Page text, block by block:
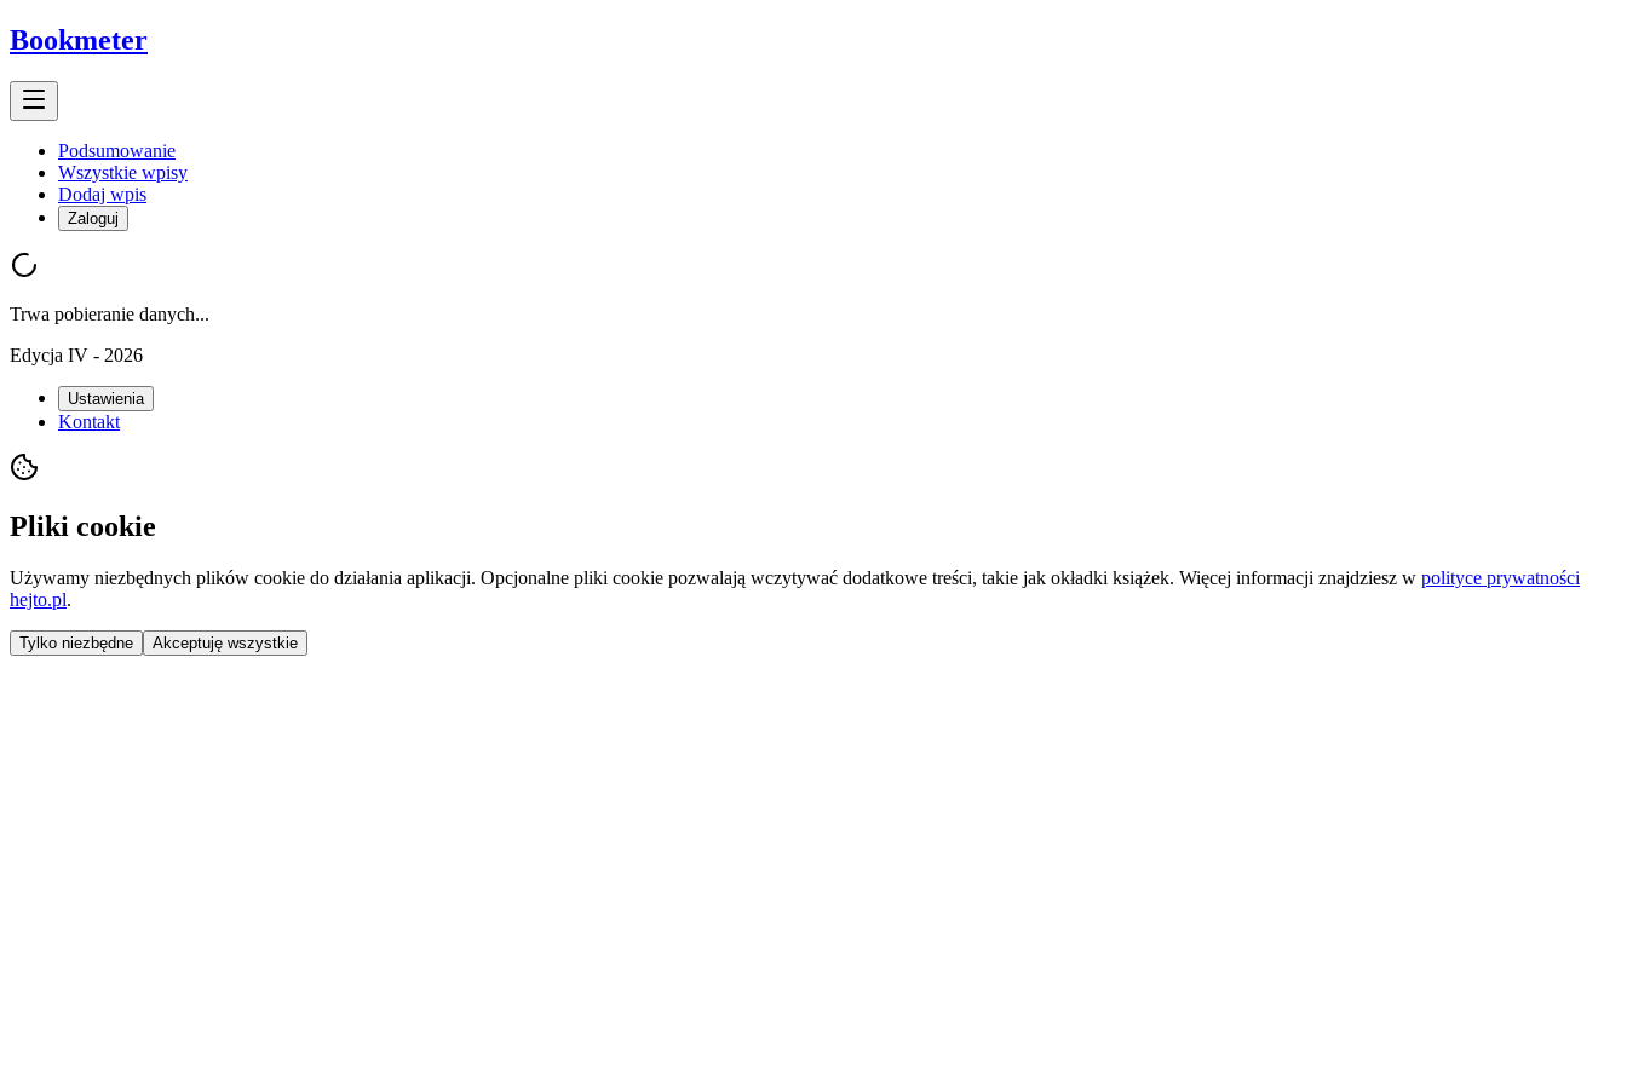
Bookmeter
Podsumowanie
Wszystkie wpisy
Dodaj wpis
Zaloguj
Trwa pobieranie danych...
Edycja IV - 2026
Ustawienia
Kontakt
Pliki cookie
Używamy niezbędnych plików cookie do działania aplikacji. Opcjonalne pliki cookie pozwalają wczytywać dodatkowe treści, takie jak okładki książek. Więcej informacji znajdziesz w polityce prywatności
hejto.pl.
Tylko niezbędne Akceptuję wszystkie